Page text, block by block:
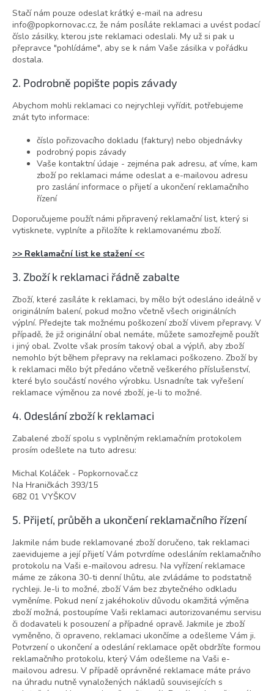
Stačí nám pouze odeslat krátký e-mail na adresu
info@popkornovac.cz, že nám posíláte reklamaci a uvést podací
číslo zásilky, kterou jste reklamaci odeslali. My už si pak u
přepravce "pohlídáme", aby se k nám Vaše zásilka v pořádku
dostala.
2. Podrobně popište popis závady
Abychom mohli reklamaci co nejrychleji vyřídit, potřebujeme
znát tyto informace:
číslo pořizovacího dokladu (faktury) nebo objednávky
podrobný popis závady
Vaše kontaktní údaje - zejména pak adresu, ať víme, kam
zboží po reklamaci máme odeslat a e-mailovou adresu
pro zaslání informace o přijetí a ukončení reklamačního
řízení
Doporučujeme použít námi připravený reklamační list, který si
vytisknete, vyplníte a přiložíte k reklamovanému zboží.
>> Reklamační list ke stažení <<
3. Zboží k reklamaci řádně zabalte
Zboží, které zasíláte k reklamaci, by mělo být odesláno ideálně v
originálním balení, pokud možno včetně všech originálních
výplní. Předejte tak možnému poškození zboží vlivem přepravy. V
případě, že již originální obal nemáte, můžete samozřejmě použít
i jiný obal. Zvolte však prosím takový obal a výplň, aby zboží
nemohlo být během přepravy na reklamaci poškozeno. Zboží by
k reklamaci mělo být předáno včetně veškerého příslušenství,
které bylo součástí nového výrobku. Usnadníte tak vyřešení
reklamace výměnou za nové zboží, je-li to možné.
4. Odeslání zboží k reklamaci
Zabalené zboží spolu s vyplněným reklamačním protokolem
prosím odešlete na tuto adresu:
Michal Koláček - Popkornovač.cz
Na Hraničkách 393/15
682 01 VYŠKOV
5. Přijetí, průběh a ukončení reklamačního řízení
Jakmile nám bude reklamované zboží doručeno, tak reklamaci
zaevidujeme a její přijetí Vám potvrdíme odesláním reklamačního
protokolu na Vaši e-mailovou adresu. Na vyřízení reklamace
máme ze zákona 30-ti denní lhůtu, ale zvládáme to podstatně
rychleji. Je-li to možné, zboží Vám bez zbytečného odkladu
vyměníme. Pokud není z jakéhokoliv důvodu okamžitá výměna
zboží možná, postoupíme Vaši reklamaci autorizovanému servisu
či dodavateli k posouzení a případné opravě. Jakmile je zboží
vyměněno, či opraveno, reklamaci ukončíme a odešleme Vám ji.
Potvrzení o ukončení a odeslání reklamace opět obdržíte formou
reklamačního protokolu, který Vám odešleme na Vaši e-
mailovou adresu. V případě oprávněné reklamace máte právo
na úhradu nutně vynaložených nákladů souvisejících s